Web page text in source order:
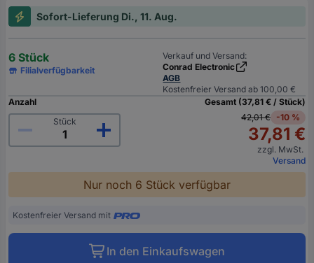
Sofort-Lieferung Di., 11. Aug.
6 Stück
Filialverfügbarkeit
Verkauf und Versand:
Conrad Electronic
AGB
Kostenfreier Versand ab 100,00 €
Anzahl
Stück
Gesamt (37,81 € / Stück)
42,01 € -10 %
37,81 €
zzgl. MwSt.
Versand
Nur noch 6 Stück verfügbar
Kostenfreier Versand mit
In den Einkaufswagen